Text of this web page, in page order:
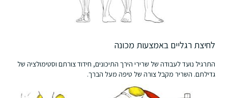
לחיצת רגליים באמצעות מכונה
התרגיל נועד לעבודה של שרירי הירך התיכונים, חידוד צורתם וסטימולציה של
גדילתם. השריר מקבל צורה של טיפה מעל הברך.